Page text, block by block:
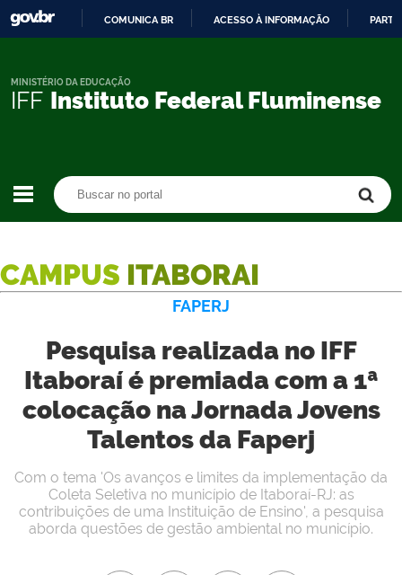
CONTEÚDO
COMUNICA BR ACESSO À INFORMAÇÃO
IFF Instituto Federal Fluminense
MINISTÉRIO DA EDUCAÇÃO
CAMPUS ITABORAI
FAPERJ
Pesquisa realizada no IFF
Itaboraí é premiada com a 1ª
colocação na Jornada Jovens
Talentos da Faperj
Com o tema 'Os avanços e limites da implementação da
Coleta Seletiva no município de Itaboraí-RJ: as
contribuições de uma Instituição de Ensino', a pesquisa
aborda questões de gestão ambiental no município.